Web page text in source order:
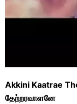
Akkini Kaatrae
தேற்றரவாளனே